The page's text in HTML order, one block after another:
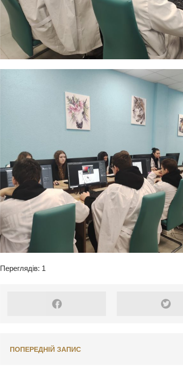
Переглядів: 1
ПОПЕРЕДНІЙ ЗАПИС